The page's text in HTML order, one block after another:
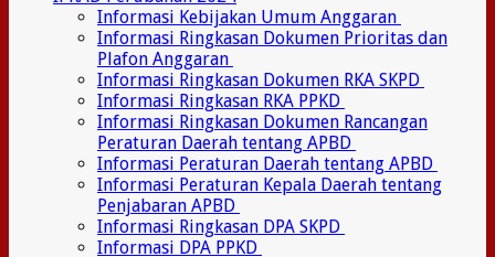
Informasi Kebijakan Umum Anggaran
Informasi Ringkasan Dokumen Prioritas dan
Plafon Anggaran
Informasi Ringkasan Dokumen RKA SKPD
Informasi Ringkasan RKA PPKD
Informasi Ringkasan Dokumen Rancangan
Peraturan Daerah tentang APBD
Informasi Peraturan Daerah tentang APBD
Informasi Peraturan Kepala Daerah tentang
Penjabaran APBD
Informasi Ringkasan DPA SKPD
Informasi DPA PPKD